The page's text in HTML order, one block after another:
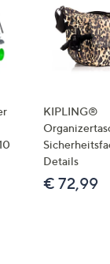
KIPLING®
Details
€ 72,99